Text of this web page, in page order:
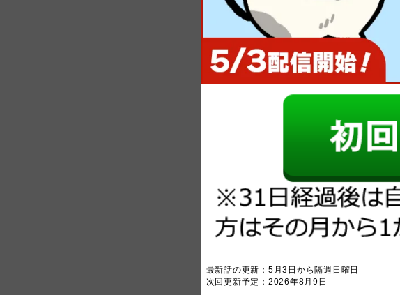
最新話の更新：5月3日から隔週日曜日
次回更新予定：2026年8月9日